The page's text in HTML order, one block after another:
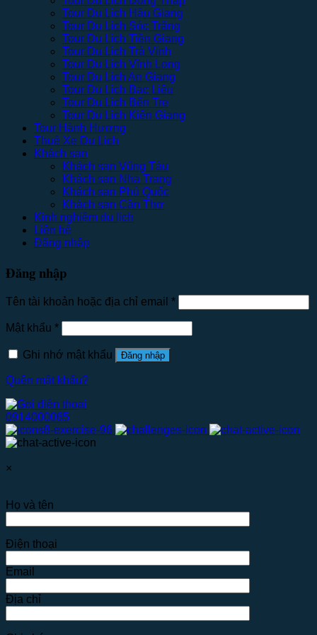
Tour Du Lịch Hậu Giang
Tour Du Lịch Sóc Trăng
Tour Du Lịch Tiền Giang
Tour Du Lịch Trà Vinh
Tour Du Lịch Vĩnh Long
Tour Du Lịch An Giang
Tour Du Lịch Bạc Liêu
Tour Du Lịch Bến Tre
Tour Du Lịch Kiên Giang
Tour Hành Hương
Thuê Xe Du Lịch
Khách sạn
Khách sạn Vũng Tàu
Khách sạn Nha Trang
Khách sạn Phú Quốc
Khách sạn Cần Thơ
Kinh nghiệm du lịch
Liên hệ
Đăng nhập
Đăng nhập
Tên tài khoản hoặc địa chỉ email *
Mật khẩu *
Ghi nhớ mật khẩu Đăng nhập
Quên mật khẩu?
0914000065
×
Họ và tên
Điện thoại
Email
Địa chỉ